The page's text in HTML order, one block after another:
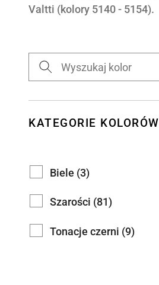
Valtti (kolory 5140 - 5154).
KATEGORIE KOLORÓW
Biele (3)
Szarości (81)
Tonacje czerni (9)